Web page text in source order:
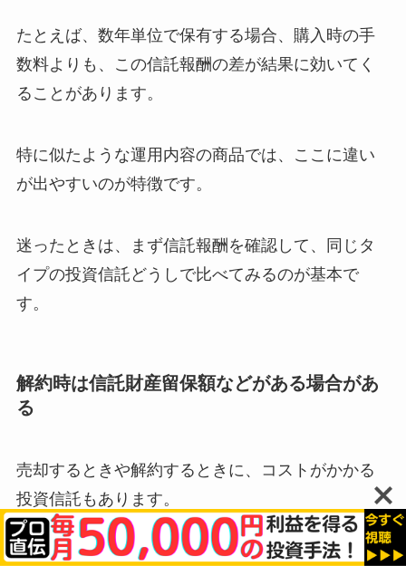
たとえば、数年単位で保有する場合、購入時の手
数料よりも、この信託報酬の差が結果に効いてく
ることがあります。
特に似たような運用内容の商品では、ここに違い
が出やすいのが特徴です。
迷ったときは、まず信託報酬を確認して、同じタ
イプの投資信託どうしで比べてみるのが基本で
す。
解約時は信託財産留保額などがある場合があ
る
売却するときや解約するときに、コストがかかる
投資信託もあります。
代表的なのが信託財産留保額で、解約時に一定割